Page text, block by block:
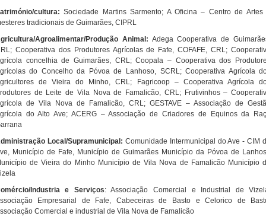
cultura: Sociedade Martins Sarmento; A Oficina – Centro de Artes
tradicionais de Guimarães, CIPRL
Agroalimentar/Produção Animal: Adega Cooperativa de
Cooperativa dos Produtores Agrícolas de Fafe, COFAFE, CRL;
concelhia de Guimarães, CRL; Coopala – Cooperativa dos
do Concelho da Póvoa de Lanhoso, SCRL; Cooperativa Agrícola
de Vieira do Minho, CRL; Fagricoop – Cooperativa Agrícola
de Leite de Vila Nova de Famalicão, CRL; Frutivinhos –
de Vila Nova de Famalicão, CRL; GESTAVE – Associação de
do Alto Ave; ACERG – Associação de Criadores de Equinos da
Local/Supramunicipal: Comunidade Intermunicipal do Ave - CIM
Município de Fafe, Município de Guimarães Município da Póvoa de
de Vieira do Minho Município de Vila Nova de Famalicão Município
Industria e Serviços: Associação Comercial e Industrial de
Empresarial de Fafe, Cabeceiras de Basto e Celorico de
Comercial e industrial de Vila Nova de Famalicão